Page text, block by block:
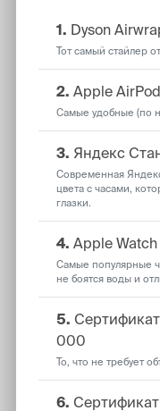
1. Dyson
Тот самый стайлер
2. Apple
Самые удобные (по
3. Яндекс
Современная
цвета с часами,
глазки.
4. Apple
Самые популярные
не боятся воды и
5.
000
То, что не требует
6.